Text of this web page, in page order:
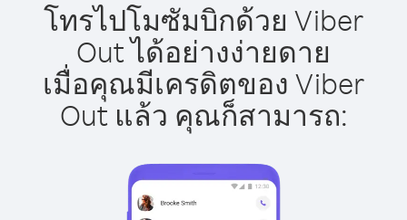
โทรไปโมซัมบิกด้วย Viber
Out ได้อย่างง่ายดาย
เมื่อคุณมีเครดิตของ Viber
Out แล้ว คุณก็สามารถ: